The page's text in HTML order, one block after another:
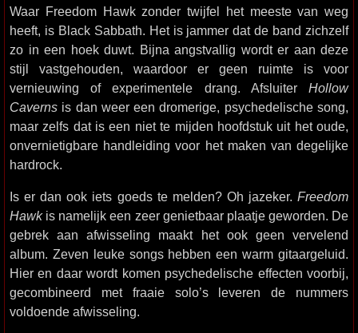
Waar Freedom Hawk zonder twijfel het meeste van weg
heeft, is Black Sabbath. Het is jammer dat de band zichzelf
zo in een hoek duwt. Bijna angstvallig wordt er aan deze
stijl vastgehouden, waardoor er geen ruimte is voor
vernieuwing of experimentele drang. Afsluiter Hollow
Caverns is dan weer een dromerige, psychedelische song,
maar zelfs dat is een niet te mijden hoofdstuk uit het oude,
onvernietigbare handleiding voor het maken van degelijke
hardrock.
Is er dan ook iets goeds te melden? Oh jazeker. Freedom
Hawkis namelijk een zeer genietbaar plaatje geworden. De
gebrek aan afwisseling maakt het ook geen vervelend
album. Zeven leuke songs hebben een warm gitaargeluid.
Hier en daar wordt komen psychedelische effecten voorbij,
gecombineerd met fraaie solo’s leveren de nummers
voldoende afwisseling.